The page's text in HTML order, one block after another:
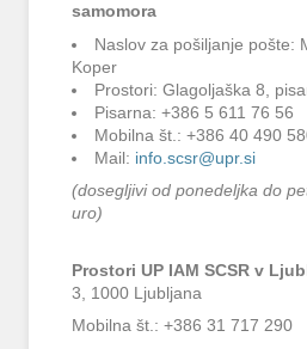
samomora
Naslov za pošiljanje pošte:
Koper
Prostori: Glagoljaška 8,
Pisarna: +386 5 611 76 56
Mobilna št.: +386 40 490
Mail: info.scsr@upr.si
(dosegljivi od ponedeljka do
uro)
Prostori UP IAM SCSR v
3, 1000 Ljubljana
Mobilna št.: +386 31 717 290